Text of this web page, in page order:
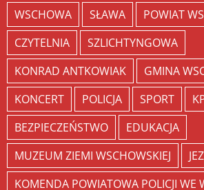
WSCHOWA SŁAWA
POWIAT
CZYTELNIA
SZLICHTYNGOWA
KONRAD ANTKOWIAK
GMINA
KONCERT
POLICJA SPORT
BEZPIECZEŃSTWO
EDUKACJA
MUZEUM ZIEMI WSCHOWSKIEJ
KOMENDA POWIATOWA POLICJI WE